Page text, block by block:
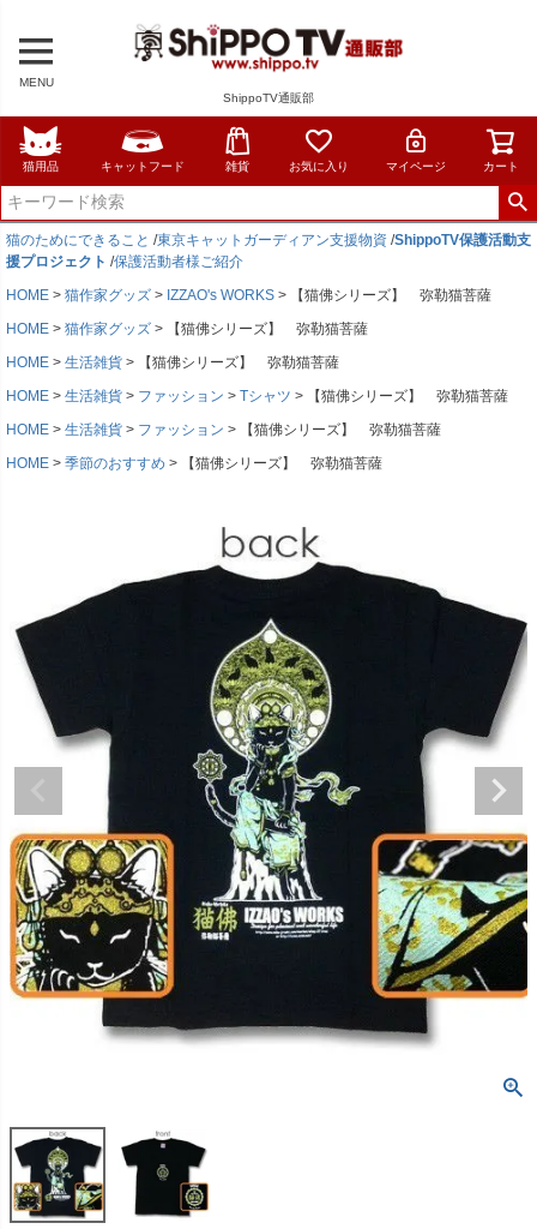
MENU
ShippoTV通販部
猫用品 キャットフード 雑貨 お気に入り マイページ カート
猫のためにできること /東京キャットガーディアン支援物資 /ShippoTV保護活動支
援プロジェクト /保護活動者様ご紹介
HOME
猫作家グッズ IZZAO's WORKS
【猫佛シリーズ】 弥勒猫菩薩
HOME
猫作家グッズ
【猫佛シリーズ】 弥勒猫菩薩
HOME
生活雑貨
【猫佛シリーズ】 弥勒猫菩薩
HOME
生活雑貨 ファッション Tシャツ
【猫佛シリーズ】 弥勒猫菩薩
HOME
生活雑貨 ファッション
【猫佛シリーズ】 弥勒猫菩薩
HOME
季節のおすすめ 【猫佛シリーズ】 弥勒猫菩薩